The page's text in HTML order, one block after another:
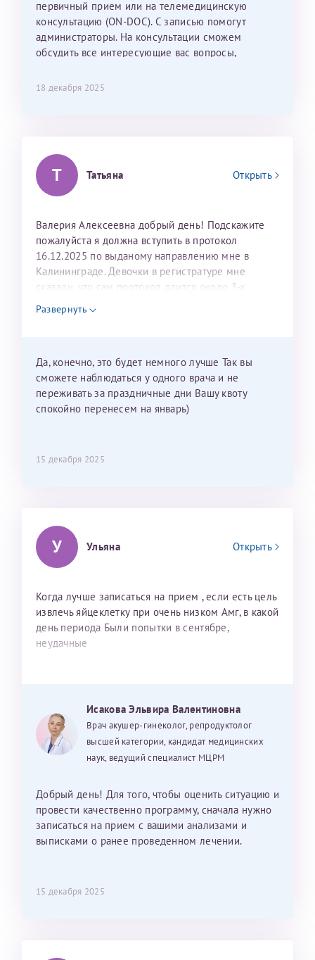
С ней общение было, как с давней знакомой, очень
лёгкое и простое. Вообще в данной клинике весь
персонал очень вежливый и чуткий, прям приятно
находиться. Мы собираемся туда ещё за вторым
сомнений.
Репродуктологи
26 июля 2026
первичный прием или на телемедицинскую
консультацию (ON-DOC). С записью помогут
администраторы. На консультации сможем
обсудить все интересующие вас вопросы,
18 декабря 2025
Т Татьяна Открыть
Валерия Алексеевна добрый день! Подскажите
пожалуйста я должна вступить в протокол
16.12.2025 по выданому направлению мне в
Калининграде. Девочки в регистратуре мне
сказали, что сам протокол длится около 3-х
недель и 3 недели я должна находится в Питере.
Можно мне новый год провести в Калининграде и
Развернуть
Да, конечно, это будет немного лучше Так вы
сможете наблюдаться у одного врача и не
переживать за праздничные дни Вашу квоту
спокойно перенесем на январь)
15 декабря 2025
У Ульяна Открыть
Когда лучше записаться на прием , если есть цель
извлечь яйцеклетку при очень низком Амг, в какой
день периода Были попытки в сентябре,
неудачные
Исакова Эльвира Валентиновна
Врач акушер-гинеколог, репродуктолог
высшей категории, кандидат медицинских
наук, ведущий специалист МЦРМ
Добрый день! Для того, чтобы оценить ситуацию и
провести качественно программу, сначала нужно
записаться на прием с вашими анализами и
выписками о ранее проведенном лечении.
15 декабря 2025